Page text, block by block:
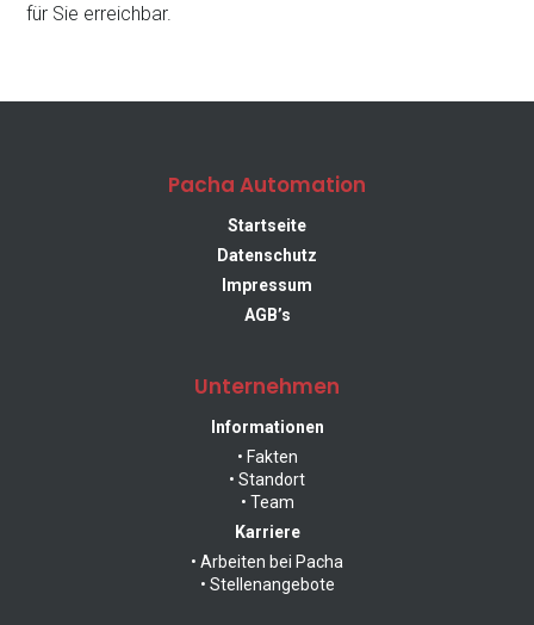
Solutions
Your specialist for automation technology in electronics
THT Automation Solutions
für Sie erreichbar.
Pacha Automation
Startseite
Datenschutz
Impressum
AGB’s
Unternehmen
Informationen
• Fakten
• Standort
• Team
Karriere
• Arbeiten bei Pacha
• Stellenangebote